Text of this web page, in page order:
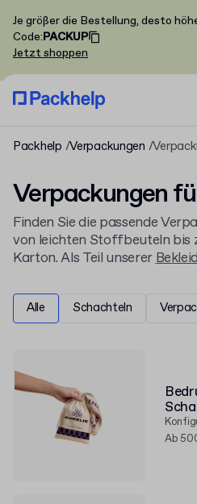
Je größer die Bestellung, desto
Code:PACKUP
Jetzt shoppen
Packhelp Verpackungen
Verpackungen
Finden Sie die passende
von leichten Stoffbeuteln bis
Karton. Als Teil unserer
Textilien sicher transportieren
Jede Verpackung lässt sich
Alle Schachteln
Ab